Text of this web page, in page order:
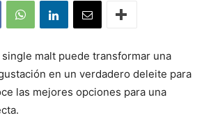
malt puede transformar una
en un verdadero deleite para
las mejores opciones para una